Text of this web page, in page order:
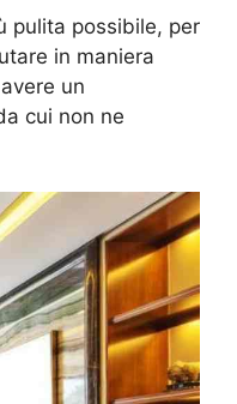
pulita possibile, per
in maniera
un
cui non ne